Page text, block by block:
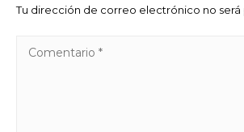
Tu dirección de correo electrónico no será